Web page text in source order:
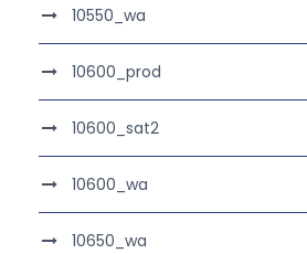
10550_wa
10600_prod
10600_sat2
10600_wa
10650_wa